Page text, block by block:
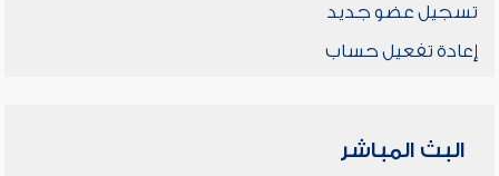
تسجيل عضو جديد
إعادة تفعيل حساب
البث المباشر